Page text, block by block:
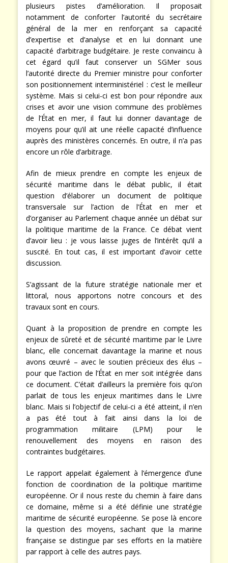
plusieurs pistes d’amélioration. Il proposait
notamment de conforter l’autorité du secrétaire
général de la mer en renforçant sa capacité
d’expertise et d’analyse et en lui donnant une
capacité d’arbitrage budgétaire. Je reste convaincu à
cet égard qu’il faut conserver un SGMer sous
l’autorité directe du Premier ministre pour conforter
son positionnement interministériel : c’est le meilleur
système. Mais si celui-ci est bon pour répondre aux
crises et avoir une vision commune des problèmes
de l’État en mer, il faut lui donner davantage de
moyens pour qu’il ait une réelle capacité d’influence
auprès des ministères concernés. En outre, il n’a pas
encore un rôle d’arbitrage.
Afin de mieux prendre en compte les enjeux de
sécurité maritime dans le débat public, il était
question d’élaborer un document de politique
transversale sur l’action de l’État en mer et
d’organiser au Parlement chaque année un débat sur
la politique maritime de la France. Ce débat vient
d’avoir lieu : je vous laisse juges de l’intérêt qu’il a
suscité. En tout cas, il est important d’avoir cette
discussion.
S’agissant de la future stratégie nationale mer et
littoral, nous apportons notre concours et des
travaux sont en cours.
Quant à la proposition de prendre en compte les
enjeux de sûreté et de sécurité maritime par le Livre
blanc, elle concernait davantage la marine et nous
avons œuvré – avec le soutien précieux des élus –
pour que l’action de l’État en mer soit intégrée dans
ce document. C’était d’ailleurs la première fois qu’on
parlait de tous les enjeux maritimes dans le Livre
blanc. Mais si l’objectif de celui-ci a été atteint, il n’en
a pas été tout à fait ainsi dans la loi de
programmation militaire (LPM) pour le
renouvellement des moyens en raison des
contraintes budgétaires.
Le rapport appelait également à l’émergence d’une
fonction de coordination de la politique maritime
européenne. Or il nous reste du chemin à faire dans
ce domaine, même si a été définie une stratégie
maritime de sécurité européenne. Se pose là encore
la question des moyens, sachant que la marine
française se distingue par ses efforts en la matière
par rapport à celle des autres pays.